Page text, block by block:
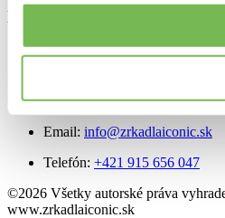
Kontaktujte nás:
Miroslav Kováčik - ICONIC
IČ DPH: SK1083239993
Email: info@zrkadlaiconic.sk
Telefón: +421 915 656 047
©2026 Všetky autorské práva
www.zrkadlaiconic.sk